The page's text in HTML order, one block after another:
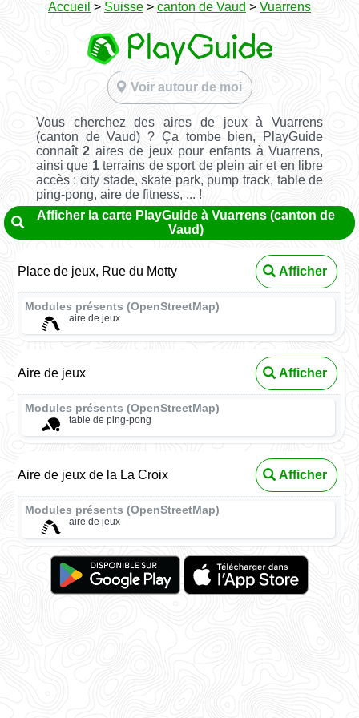
Accueil > Suisse > canton de Vaud > Vuarrens
Voir autour de moi
Vous cherchez des aires de jeux à Vuarrens
(canton de Vaud) ? Ça tombe bien, PlayGuide
connaît2 aires de jeux pour enfants à Vuarrens,
ainsi que 1terrains de sport de plein air et en libre
accès : city stade, skate park, pump track, table de
ping-pong, aire de fitness, ... !
Afficher la carte PlayGuide à Vuarrens (canton de
Vaud)
Place de jeux, Rue du Motty Afficher
Modules présents (OpenStreetMap)
aire de jeux
Aire de jeux Afficher
Modules présents (OpenStreetMap)
table de ping-pong
Aire de jeux de la La Croix Afficher
Modules présents (OpenStreetMap)
aire de jeux